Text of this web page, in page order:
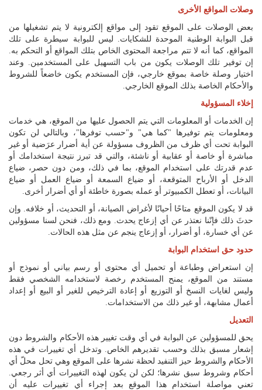
وصلات المواقع الأخرى
بعض الوصلات على الموقع تقود إلى مواقع إلكترونية لا يتم تشغيلها من
قبل البوابة الوطنية الموحدة للشكايات. ليس للبوابة سيطرة على تلك
المواقع، كما أنه لا تتم مراجعة المحتوى الخاص بتلك المواقع أو التحكم به.
إن توفير تلك الوصلات يكون من باب التسهيل على المستخدمين. وعند
اختيار وصلة خاصة بموقع خارجي، فإن المستخدم يكون خاضعاً للشروط
والأحكام الخاصة بذلك الموقع الخارجي.
إخلاء المسؤولية
إن الخدمات أو المعلومات التي يتم الحصول عليها من الموقع، هي خدمات
ومعلومات يتم توفيرها "كما هي" و"حسب توفرها"، وبالتالي لن تكون
البوابة تحت أي ظرف من الظروف مسؤولة عن أية أضرار عرَضية أو غير
مباشرة أو خاصة أو عقابية أو ناشئة، والتي قد تبرز نتيجة استخدامك أو
عدم قدرتك على استخدام الموقع، بما في ذلك، ومن دون حصر، ضياع
الدخل أو الأرباح المتوقعة، أو ضياع السمعة أو ضياع العمل أو ضياع
البيانات، أو تعطل الكمبيوتر أو عمله بصورة خاطئة أو أي أضرار أخرى.
قد لا يكون الموقع متاحًا أحيانًا لأغراض الصيانة، أو التحديث، أو خلافه. وإن
حدثَ ذلك فإنّنا نعتذر عن أي إزعاج يحدث. ومع ذلك، فنحن لسنا مسؤولين
عن أي خسارة، أو أضرار، أو إزعاج ينجم عن مثل هذه الحالات.
حدود حق استخدام البوابة
إن استعراض وطباعة أو تحميل أي محتوى أو رسم بياني أو نموذج أو
مستند من الموقع، يمنح المستخدم رخصة لاستخدامه الشخصي فقط
وليس لغايات النسخ أو التوزيع أو إعادة الترخيص للغير أو البيع أو إعداد
أعمال مشابهة، أو غير ذلك من الاستخدامات.
التعديل
يحق للمسؤولين عن البوابة في أي وقت تغيير هذه الأحكام والشروط دون
إشعار مسبق بذلك وحسب تقديرهم الخاص. وتدخل أي تغييرات في هذه
الأحكام والشروط حيز التنفيد لحظة نشرها على الموقع وهي تحل محلّ أي
أحكام وشروط سبق نشرها؛ لكن لن يكون لهذه التغييرات أي أثر رجعي.
تعني مواصلة استخدام هذا الموقع بعد إجراء أي تغييرات عليه أن